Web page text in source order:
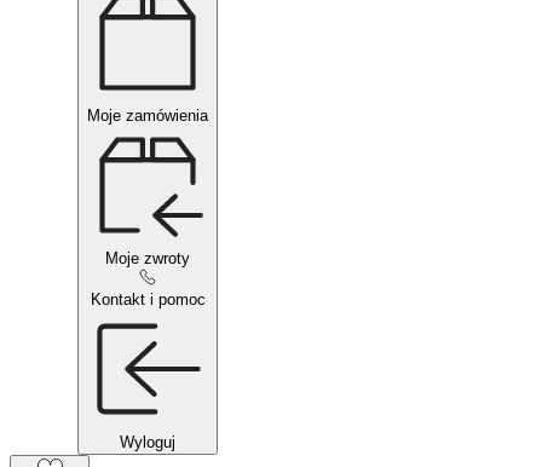
Moje zamówienia
Moje zwroty
Kontakt i pomoc
Wyloguj